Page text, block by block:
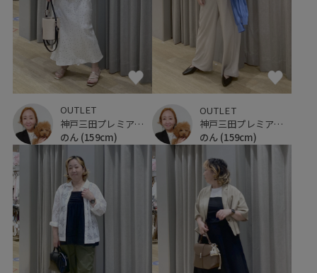
OUTLET
神戸三田プレミアム・アウトレット
のん (159cm)
OUTLET
神戸三田プレミアム・アウトレット
のん (159cm)